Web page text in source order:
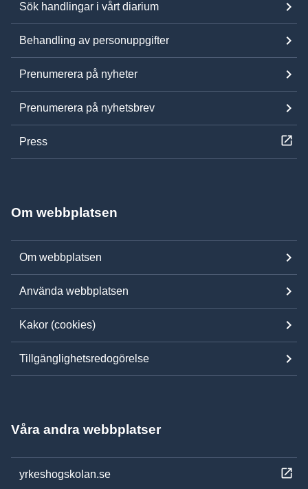
Sök handlingar i vårt diarium
Behandling av personuppgifter
Prenumerera på nyheter
Prenumerera på nyhetsbrev
Press
Om webbplatsen
Om webbplatsen
Använda webbplatsen
Kakor (cookies)
Tillgänglighetsredogörelse
Våra andra webbplatser
yrkeshogskolan.se